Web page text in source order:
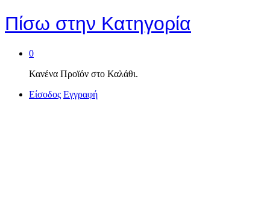
Πίσω στην Κατηγορία
0
Κανένα Προϊόν στο Καλάθι.
Είσοδος Εγγραφή